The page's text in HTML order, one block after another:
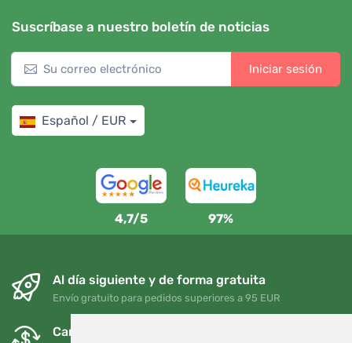
Suscríbase a nuestro boletín de noticias
Iniciar sesión
Español / EUR
4,7/5 97%
Al día siguiente y de forma gratuita
Envío gratuito para pedidos superiores a 95 EUR
Cambios y devoluciones gratuitos